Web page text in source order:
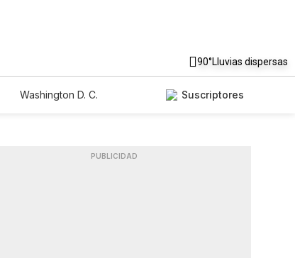
90°Lluvias dispersas
Washington D. C.
Suscriptores
PUBLICIDAD